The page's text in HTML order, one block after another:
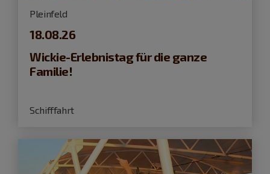
Pleinfeld
18.08.26
Wickie-Erlebnistag für die ganze
Familie!
Schifffahrt